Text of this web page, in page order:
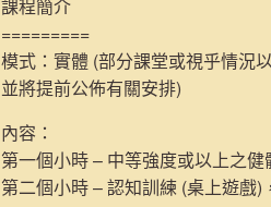
課程簡介
=========
模式：實體 (部分課堂或視乎情況
並將提前公佈有關安排)
內容：
第一個小時 – 中等強度或以上之
第二個小時 – 認知訓練 (桌上遊戲)